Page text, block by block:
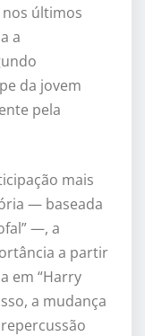
últimos
a
da jovem
pela
mais
— baseada
—, a
a partir
em “Harry
a mudança